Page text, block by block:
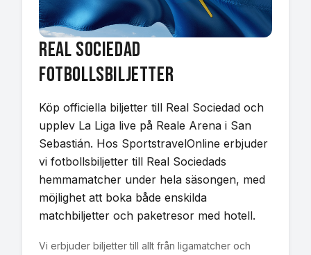
Real Sociedad
Fotbollsbiljetter
Köp officiella biljetter till Real Sociedad och
upplev La Liga live på Reale Arena i San
Sebastián. Hos SportstravelOnline erbjuder
vi fotbollsbiljetter till Real Sociedads
hemmamatcher under hela säsongen, med
möjlighet att boka både enskilda
matchbiljetter och paketresor med hotell.
Vi erbjuder biljetter till allt från ligamatcher och